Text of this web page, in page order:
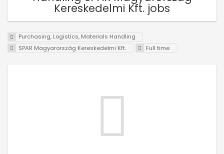
Kereskedelmi Kft. jobs
Purchasing, Logistics, Materials Handling
SPAR Magyarország Kereskedelmi Kft.
Full time